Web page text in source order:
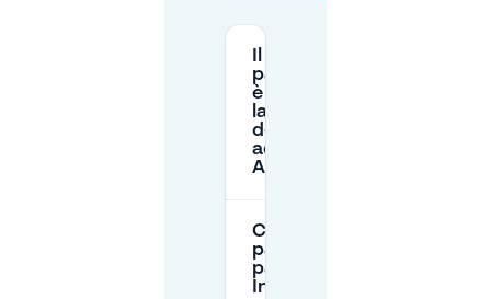
parcheggio
è gratuito
la
domenica
ad
Anversa?
Come
pago nel
parcheggio
Indigo?